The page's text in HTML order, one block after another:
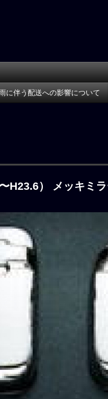
に伴う配送への影響について
） メッキミラ